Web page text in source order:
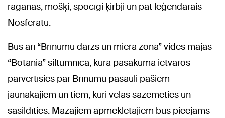
raganas, mošķi, spocīgi ķirbji un pat leģendārais
Nosferatu.
Būs arī “Brīnumu dārzs un miera zona” vides mājas
“Botania” siltumnīcā, kura pasākuma ietvaros
pārvērtīsies par Brīnumu pasauli pašiem
jaunākajiem un tiem, kuri vēlas sazemēties un
sasildīties. Mazajiem apmeklētājiem būs pieejams